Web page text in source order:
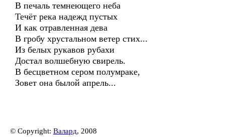
В печаль темнеющего неба
Течёт река надежд пустых
И как отравленная дева
В гробу хрустальном ветер стих...
Из белых рукавов рубахи
Достал волшебную свирель.
В бесцветном сером полумраке,
Зовет она былой апрель...
© Copyright: Валард, 2008